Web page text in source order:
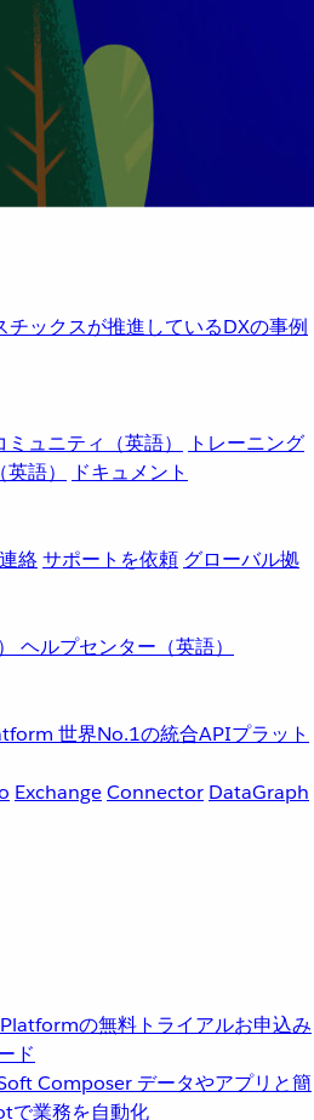
ックスが推進しているDXの事例
ミュニティ（英語）
トレーニング
語）
ドキュメント
絡サポートを依頼 グローバル拠
ヘルプセンター（英語）
世界No.1の統合APIプラット
ExchangeConnector DataGraph
の無料トライアルお申込み
ド
Composer データやアプリと簡
で業務を自動化